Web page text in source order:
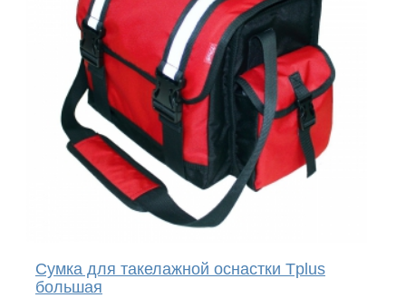
Сумка для такелажной оснастки Tplus
большая